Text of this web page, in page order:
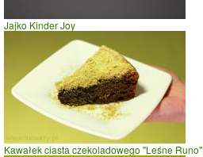
Jajko Kinder Joy
Kawałek ciasta czekoladowego "Leśne Runo"